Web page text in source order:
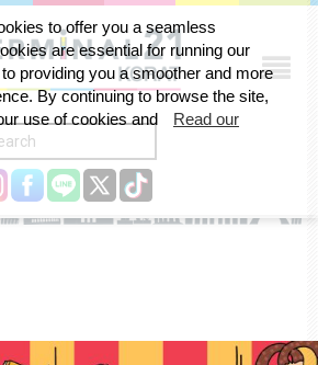
to offer you a seamless
are essential for running our
providing you a smoother and more
By continuing to browse the site,
use of cookies and
Read our